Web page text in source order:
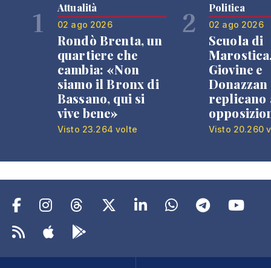
1 Attualità
02 ago 2026
Rondò Brenta, un
quartiere che
cambia: «Non
siamo il Bronx di
Bassano, qui si
vive bene»
Visto 23.264 volte
2 Politica
02 ago 2026
Scuola di
Giovine e
Donazzan
replicano
Visto 20.260